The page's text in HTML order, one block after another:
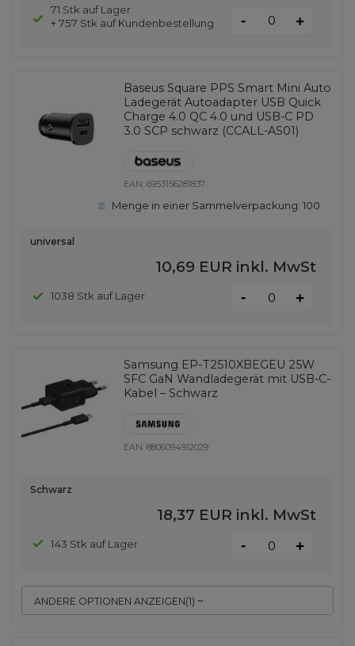
71 Stk auf Lager
+ 757 Stk auf Kundenbestellung
- +
Baseus Square PPS Smart Mini Auto
Ladegerät Autoadapter USB Quick
Charge 4.0 QC 4.0 und USB-C PD
3.0 SCP schwarz (CCALL-AS01)
EAN:6953156281837
Menge in einer Sammelverpackung:100
universal
10,69 EUR inkl. MwSt
1038 Stk auf Lager - +
Samsung EP-T2510XBEGEU 25W
SFC GaN Wandladegerät mit USB-C-
Kabel – Schwarz
EAN:8806094912029
ANDERE OPTIONEN ANZEIGEN(1)
Schwarz
18,37 EUR inkl. MwSt
143 Stk auf Lager - +